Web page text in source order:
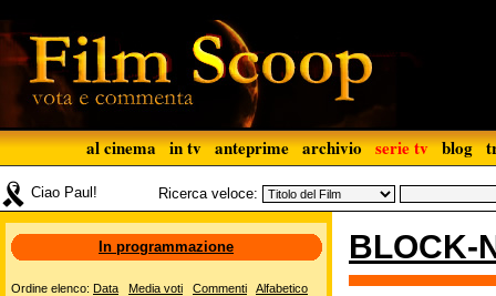
al cinema in tv anteprime archivio serie tv blog
Ciao Paul! Ricerca veloce:
BLOCK-
In programmazione
Ordine elenco: Data Media voti Commenti Alfabetico